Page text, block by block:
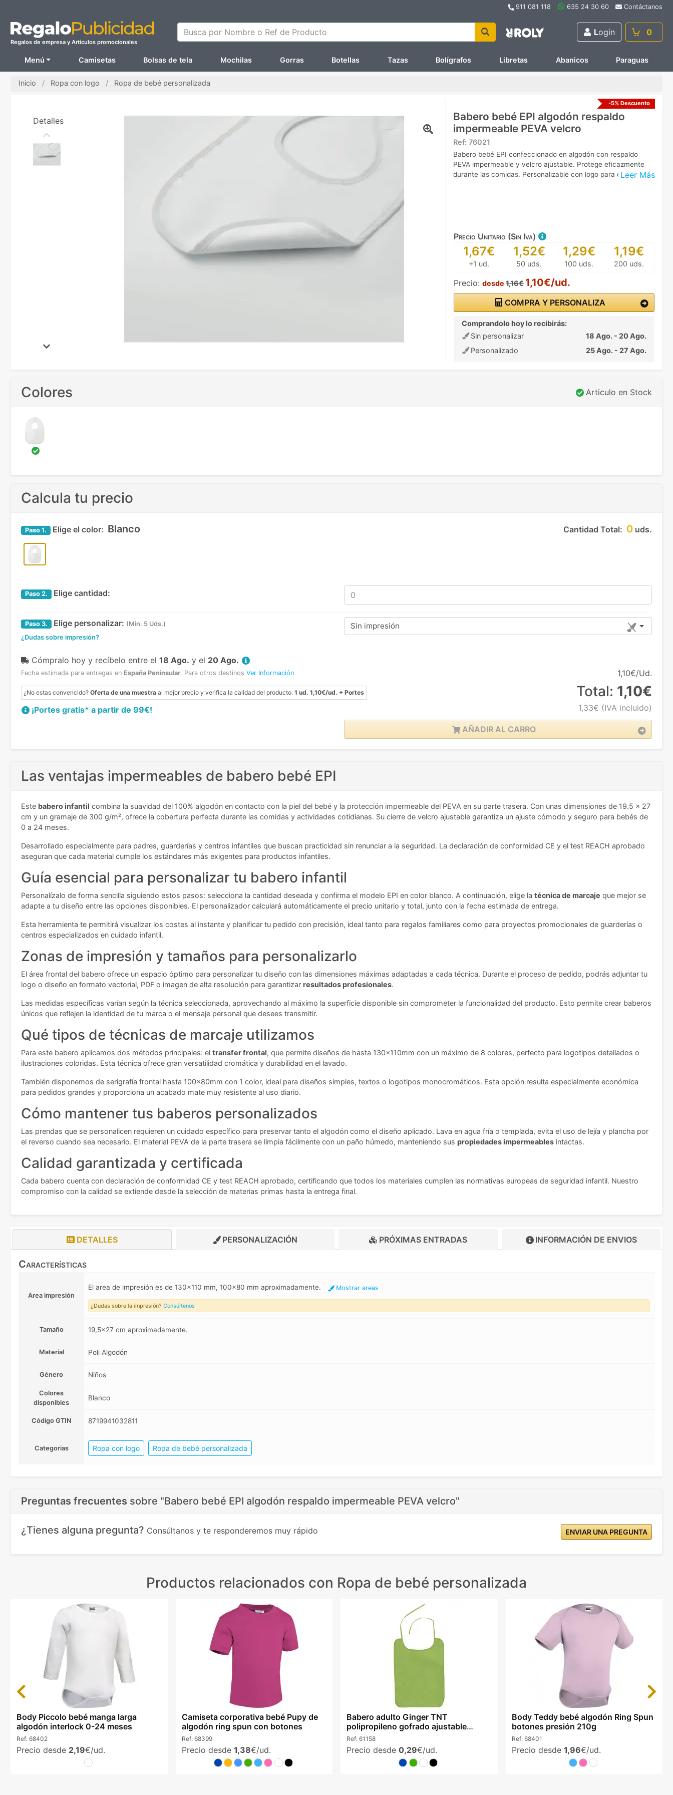
911 081 118 635 24 30 60 Contáctanos
Regalos de empresa y Artículos promocionales
Busca por Nombre o Ref de Producto Login 0
Menú Camisetas Bolsas de tela Mochilas Gorras Botellas Tazas Bolígrafos Libretas Abanicos Paraguas
Inicio Ropa con logo Ropa de bebé personalizada
-5% Descuento
Babero bebé EPI algodón respaldo
impermeable PEVA velcro
Ref: 76021
Leer Más
Babero bebé EPI confeccionado en algodón con respaldo
PEVA impermeable y velcro ajustable. Protege eficazmente
durante las comidas. Personalizable con logo para empresas.
Precio Unitario (Sin Iva)
1,67€
+1 ud.
1,52€
50 uds.
1,29€
100 uds.
1,19€
200 uds.
Precio: desde 1,16€ 1,10€/ud.
COMPRA Y PERSONALIZA
Comprandolo hoy lo recibirás:
Sin personalizar
18 Ago. - 20 Ago.
Personalizado
25 Ago. - 27 Ago.
Detalles
Colores Articulo en Stock
Calcula tu precio
Cantidad Total: 0 uds.
Paso 1. Elige el color: Blanco
Paso 2. Elige cantidad:
Paso 3. Elige personalizar: (Min. 5 Uds.)
¿Dudas sobre impresión?
Sin impresión
Cómpralo hoy y recíbelo entre el 18 Ago. y el 20 Ago.
Fecha estimada para entregas en España Peninsular. Para otros destinos Ver Información
¿No estas convencido? Oferta de una muestra al mejor precio y verifica la calidad del producto. 1 ud. 1,10€/ud. + Portes
¡Portes gratis* a partir de 99€!
1,10€/Ud.
Total: 1,10€
1,33€ (IVA incluido)
AÑADIR AL CARRO
Las ventajas impermeables de babero bebé EPI
Este babero infantil combina la suavidad del 100% algodón en contacto con la piel del bebé y la protección impermeable del PEVA en su parte trasera. Con unas dimensiones de 19.5 x 27
cm y un gramaje de 300 g/m², ofrece la cobertura perfecta durante las comidas y actividades cotidianas. Su cierre de velcro ajustable garantiza un ajuste cómodo y seguro para bebés de
0 a 24 meses.
Desarrollado especialmente para padres, guarderías y centros infantiles que buscan practicidad sin renunciar a la seguridad. La declaración de conformidad CE y el test REACH aprobado
aseguran que cada material cumple los estándares más exigentes para productos infantiles.
Guía esencial para personalizar tu babero infantil
Personalízalo de forma sencilla siguiendo estos pasos: selecciona la cantidad deseada y confirma el modelo EPI en color blanco. A continuación, elige la técnica de marcaje que mejor se
adapte a tu diseño entre las opciones disponibles. El personalizador calculará automáticamente el precio unitario y total, junto con la fecha estimada de entrega.
Esta herramienta te permitirá visualizar los costes al instante y planificar tu pedido con precisión, ideal tanto para regalos familiares como para proyectos promocionales de guarderías o
centros especializados en cuidado infantil.
Zonas de impresión y tamaños para personalizarlo
El área frontal del babero ofrece un espacio óptimo para personalizar tu diseño con las dimensiones máximas adaptadas a cada técnica. Durante el proceso de pedido, podrás adjuntar tu
logo o diseño en formato vectorial, PDF o imagen de alta resolución para garantizar resultados profesionales.
Las medidas específicas varían según la técnica seleccionada, aprovechando al máximo la superficie disponible sin comprometer la funcionalidad del producto. Esto permite crear baberos
únicos que reflejen la identidad de tu marca o el mensaje personal que desees transmitir.
Qué tipos de técnicas de marcaje utilizamos
Para este babero aplicamos dos métodos principales: el transfer frontal, que permite diseños de hasta 130x110mm con un máximo de 8 colores, perfecto para logotipos detallados o
ilustraciones coloridas. Esta técnica ofrece gran versatilidad cromática y durabilidad en el lavado.
También disponemos de serigrafía frontal hasta 100x80mm con 1 color, ideal para diseños simples, textos o logotipos monocromáticos. Esta opción resulta especialmente económica
para pedidos grandes y proporciona un acabado mate muy resistente al uso diario.
Cómo mantener tus baberos personalizados
Las prendas que se personalicen requieren un cuidado específico para preservar tanto el algodón como el diseño aplicado. Lava en agua fría o templada, evita el uso de lejía y plancha por
el reverso cuando sea necesario. El material PEVA de la parte trasera se limpia fácilmente con un paño húmedo, manteniendo sus propiedades impermeables intactas.
Calidad garantizada y certificada
Cada babero cuenta con declaración de conformidad CE y test REACH aprobado, certificando que todos los materiales cumplen las normativas europeas de seguridad infantil. Nuestro
compromiso con la calidad se extiende desde la selección de materias primas hasta la entrega final.
DETALLES PERSONALIZACIÓN PRÓXIMAS ENTRADAS INFORMACIÓN DE ENVIOS
Características
Area impresión
El area de impresión es de 130x110 mm, 100x80 mm aproximadamente. Mostrar areas
¿Dudas sobre la impresión? Consúltenos
Tamaño 19,5x27 cm aproximadamente.
Material Poli Algodón
Género Niños
Colores
disponibles
Blanco
Código GTIN 8719941032811
Categorias Ropa con logo Ropa de bebé personalizada
Preguntas frecuentes sobre "Babero bebé EPI algodón respaldo impermeable PEVA velcro"
¿Tienes alguna pregunta? Consúltanos y te responderemos muy rápido ENVIAR UNA PREGUNTA
Productos relacionados con Ropa de bebé personalizada
Body Piccolo bebé manga larga
algodón interlock 0-24 meses
Ref: 68402
Precio desde 2,19€/ud.
Camiseta corporativa bebé Pupy de
algodón ring spun con botones
Ref: 68399
Precio desde 1,38€/ud.
Babero adulto Ginger TNT
polipropileno gofrado ajustable
colores
Ref: 61158
Precio desde 0,29€/ud.
Body Teddy bebé algodón Ring Spun
botones presión 210g
Ref: 68401
Precio desde 1,96€/ud.
Previous Next